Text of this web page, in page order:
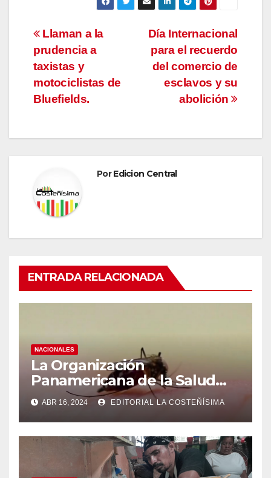
Navegación
de
entradas
Día Internacional
para el recuerdo
del comercio de
esclavos y su
abolición
Llaman a la
prudencia a
taxistas y
motociclistas de
Bluefields.
PorEdicion Central
ENTRADA RELACIONADA
NACIONALES
La Organización
Panamericana de la Salud
(OPS), recomienda reforzar
medidas ante el aumento de
casos de dengue
ABR 16, 2024 EDITORIAL LA COSTEÑÍSIMA